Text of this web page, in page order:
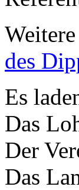
des
Es
Das
Der
Das